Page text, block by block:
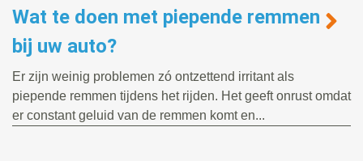
Wat te doen met piepende remmen
bij uw auto?
Er zijn weinig problemen zó ontzettend irritant als
piepende remmen tijdens het rijden. Het geeft onrust omdat
er constant geluid van de remmen komt en...